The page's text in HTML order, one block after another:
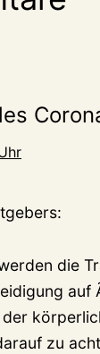
die
zu